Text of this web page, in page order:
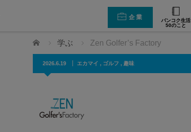
企業
バンコク生活
50のこと
ホーム 学ぶ Zen Golfer’s Factory
2026.6.19 エカマイ , ゴルフ , 趣味